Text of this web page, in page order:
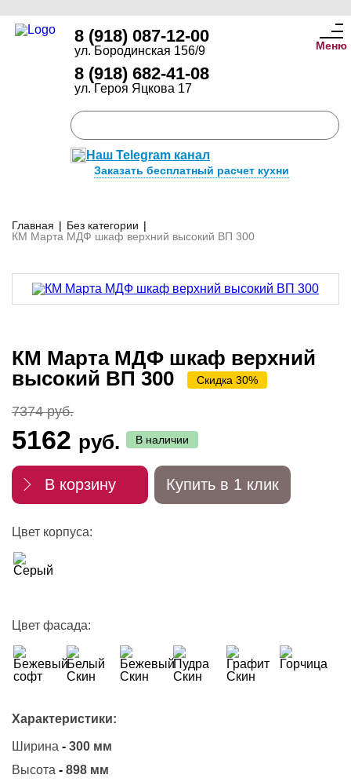
8 (918) 087-12-00
ул. Бородинская 156/9
8 (918) 682-41-08
ул. Героя Яцкова 17
Наш Telegram канал
Заказать бесплатный расчет кухни
Меню
Главная | Без категории |
КМ Марта МДФ шкаф верхний высокий ВП 300
КМ Марта МДФ шкаф верхний
высокий ВП 300
Скидка 30%
7374 руб.
5162 руб. В наличии
В корзину Купить в 1 клик
Цвет корпуса:
Цвет фасада:
Характеристики:
Ширина - 300 мм
Высота - 898 мм